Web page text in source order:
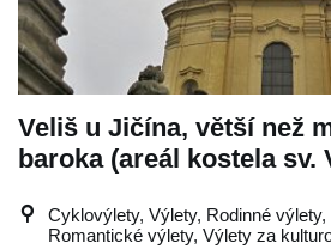
Veliš u Jičína, větší než
baroka (areál kostela sv.
Cyklovýlety, Výlety, Rodinné
Romantické výlety, Výlety za